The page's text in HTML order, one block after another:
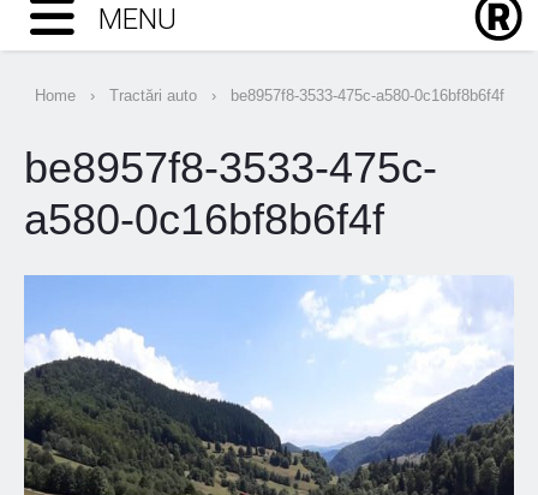
MENU
Home› Tractări auto› be8957f8-3533-475c-a580-0c16bf8b6f4f
be8957f8-3533-475c-
a580-0c16bf8b6f4f